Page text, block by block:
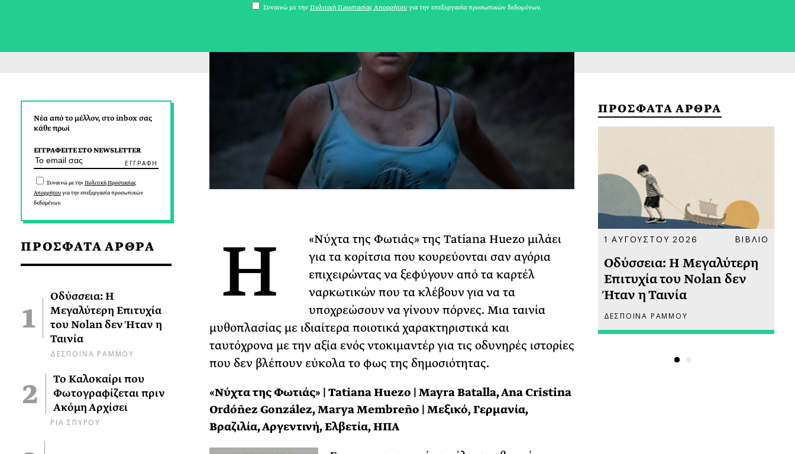
Νέα από το μέλλον, στο inbox σας
κάθε πρωί
ΕΓΓΡΑΦΕΙΤΕ ΣΤΟ NEWSLETTER
Συναινώ με τηνΠολιτική Προστασίας
Απορρήτουγια την επεξεργασία προσωπικών
δεδομένων.
ΠΡΟΣΦΑΤΑ ΑΡΘΡΑ
Οδύσσεια: Η
Μεγαλύτερη Επιτυχία
του Nolan δεν Ήταν η
Ταινία
ΔΕΣΠΟΙΝΑ ΡΑΜΜΟΥ
Το Καλοκαίρι που
Φωτογραφίζεται πριν
Ακόμη Αρχίσει
ΡΙΑ ΣΠΥΡΟΥ
Η
«Νύχτα της Φωτιάς» της Tatiana Huezo μιλάει
για τα κορίτσια που κουρεύονται σαν αγόρια
επιχειρώντας να ξεφύγουν από τα καρτέλ
ναρκωτικών που τα κλέβουν για να τα
υποχρεώσουν να γίνουν πόρνες. Μια ταινία
μυθοπλασίας με ιδιαίτερα ποιοτικά χαρακτηριστικά και
ταυτόχρονα με την αξία ενός ντοκιμαντέρ για τις οδυνηρές ιστορίες
που δεν βλέπουν εύκολα το φως της δημοσιότητας.
«Νύχτα της Φωτιάς» | Tatiana Huezo | Mayra Batalla, Ana Cristina
Ordóñez González, Marya Membreño | Μεξικό, Γερμανία,
Βραζιλία, Αργεντινή, Ελβετία, ΗΠΑ
ΠΡΟΣΦΑΤΑ ΑΡΘΡΑ
31 ΙΟΥΛΙΟΥ 2026 ΚΟΙΝΩΝΙΑ
Το Καλοκαίρι που
Φωτογραφίζεται πριν
Ακόμη Αρχίσει
ΡΙΑ ΣΠΥΡΟΥ
1 ΑΥΓΟΥΣΤΟΥ 2026 ΒΙΒΛΙΟ
Οδύσσεια: Η Μεγαλύτερη
Επιτυχία του Nolan δεν
Ήταν η Ταινία
ΔΕΣΠΟΙΝΑ ΡΑΜΜΟΥ
Συναινώ με την Πολιτική Προστασίας Απορρήτου για την επεξεργασία προσωπικών δεδομένων.